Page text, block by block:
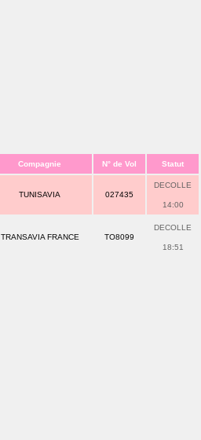
Compagnie N° de Vol Statut
TUNISAVIA 027435
DECOLLE
14:00
TRANSAVIA FRANCE TO8099
DECOLLE
18:51